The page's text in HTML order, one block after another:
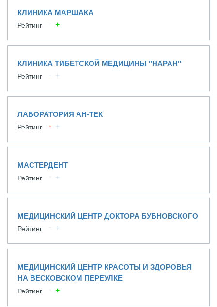
КЛИНИКА МАРШАКА
Рейтинг
КЛИНИКА ТИБЕТСКОЙ МЕДИЦИНЫ "НАРАН"
Рейтинг
ЛАБОРАТОРИЯ АН-ТЕК
Рейтинг
МАСТЕРДЕНТ
Рейтинг
МЕДИЦИНСКИЙ ЦЕНТР ДОКТОРА БУБНОВСКОГО
Рейтинг
МЕДИЦИНСКИЙ ЦЕНТР КРАСОТЫ И ЗДОРОВЬЯ
НА ВЕСКОВСКОМ ПЕРЕУЛКЕ
Рейтинг